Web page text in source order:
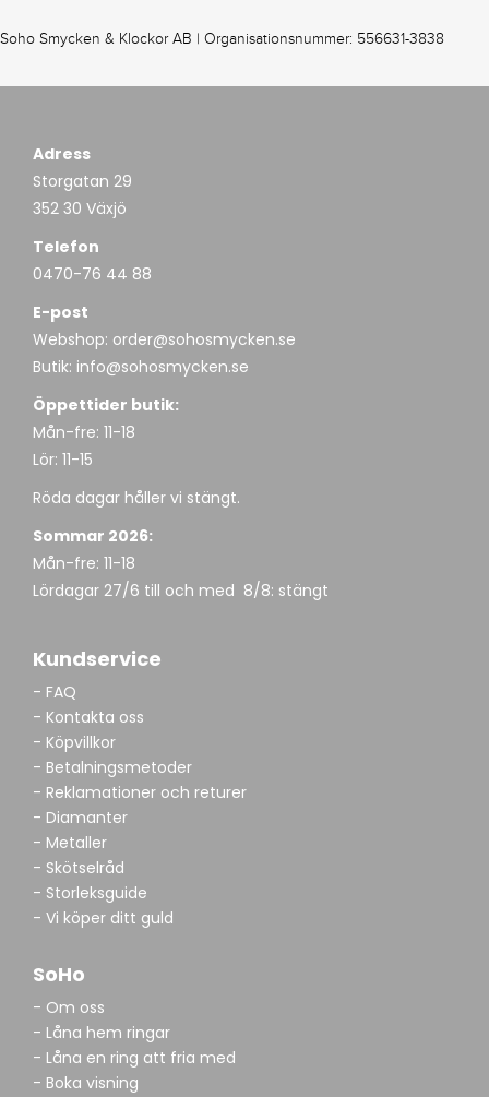
Soho Smycken & Klockor AB | Organisationsnummer: 556631-3838
Adress
Storgatan 29
352 30 Växjö
Telefon
0470-76 44 88
E-post
Webshop: order@sohosmycken.se
Butik: info@sohosmycken.se
Öppettider butik:
Mån-fre: 11-18
Lör: 11-15
Röda dagar håller vi stängt.
Sommar 2026:
Mån-fre: 11-18
Lördagar 27/6 till och med 8/8: stängt
Kundservice
- FAQ
- Kontakta oss
- Köpvillkor
- Betalningsmetoder
- Reklamationer och returer
- Diamanter
- Metaller
- Skötselråd
- Storleksguide
- Vi köper ditt guld
SoHo
- Om oss
- Låna hem ringar
- Låna en ring att fria med
- Boka visning